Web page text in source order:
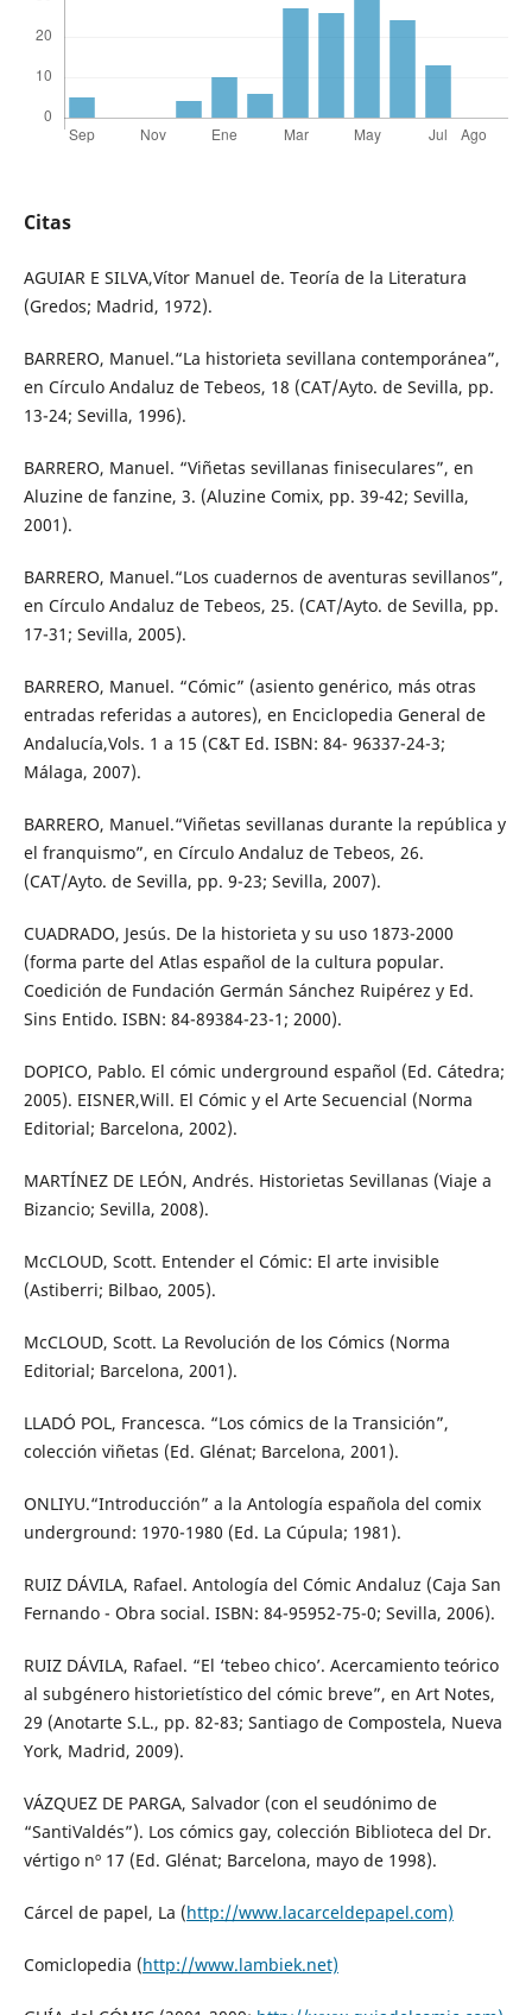
Citas
AGUIAR E SILVA,Vítor Manuel de. Teoría de la Literatura
(Gredos; Madrid, 1972).
BARRERO, Manuel.“La historieta sevillana contemporánea”,
en Círculo Andaluz de Tebeos, 18 (CAT/Ayto. de Sevilla, pp.
13-24; Sevilla, 1996).
BARRERO, Manuel. “Viñetas sevillanas finiseculares”, en
Aluzine de fanzine, 3. (Aluzine Comix, pp. 39-42; Sevilla,
2001).
BARRERO, Manuel.“Los cuadernos de aventuras sevillanos”,
en Círculo Andaluz de Tebeos, 25. (CAT/Ayto. de Sevilla, pp.
17-31; Sevilla, 2005).
BARRERO, Manuel. “Cómic” (asiento genérico, más otras
entradas referidas a autores), en Enciclopedia General de
Andalucía,Vols. 1 a 15 (C&T Ed. ISBN: 84- 96337-24-3;
Málaga, 2007).
BARRERO, Manuel.“Viñetas sevillanas durante la república y
el franquismo”, en Círculo Andaluz de Tebeos, 26.
(CAT/Ayto. de Sevilla, pp. 9-23; Sevilla, 2007).
CUADRADO, Jesús. De la historieta y su uso 1873-2000
(forma parte del Atlas español de la cultura popular.
Coedición de Fundación Germán Sánchez Ruipérez y Ed.
Sins Entido. ISBN: 84-89384-23-1; 2000).
DOPICO, Pablo. El cómic underground español (Ed. Cátedra;
2005). EISNER,Will. El Cómic y el Arte Secuencial (Norma
Editorial; Barcelona, 2002).
MARTÍNEZ DE LEÓN, Andrés. Historietas Sevillanas (Viaje a
Bizancio; Sevilla, 2008).
McCLOUD, Scott. Entender el Cómic: El arte invisible
(Astiberri; Bilbao, 2005).
McCLOUD, Scott. La Revolución de los Cómics (Norma
Editorial; Barcelona, 2001).
LLADÓ POL, Francesca. “Los cómics de la Transición”,
colección viñetas (Ed. Glénat; Barcelona, 2001).
ONLIYU.“Introducción” a la Antología española del comix
underground: 1970-1980 (Ed. La Cúpula; 1981).
RUIZ DÁVILA, Rafael. Antología del Cómic Andaluz (Caja San
Fernando - Obra social. ISBN: 84-95952-75-0; Sevilla, 2006).
RUIZ DÁVILA, Rafael. “El ‘tebeo chico’. Acercamiento teórico
al subgénero historietístico del cómic breve”, en Art Notes,
29 (Anotarte S.L., pp. 82-83; Santiago de Compostela, Nueva
York, Madrid, 2009).
VÁZQUEZ DE PARGA, Salvador (con el seudónimo de
“SantiValdés”). Los cómics gay, colección Biblioteca del Dr.
vértigo nº 17 (Ed. Glénat; Barcelona, mayo de 1998).
Cárcel de papel, La (http://www.lacarceldepapel.com)
Comiclopedia (http://www.lambiek.net)